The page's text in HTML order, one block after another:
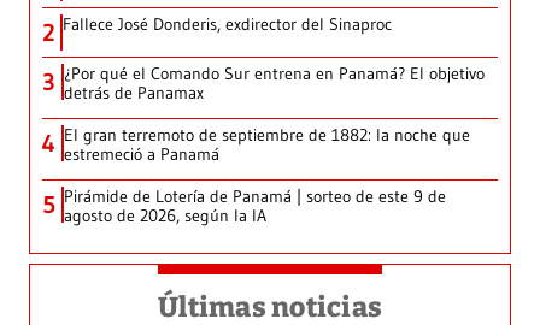
2 Fallece José Donderis, exdirector del Sinaproc
3 ¿Por qué el Comando Sur entrena en Panamá? El objetivo
detrás de Panamax
4 El gran terremoto de septiembre de 1882: la noche que
estremeció a Panamá
5 Pirámide de Lotería de Panamá | sorteo de este 9 de
agosto de 2026, según la IA
Últimas noticias